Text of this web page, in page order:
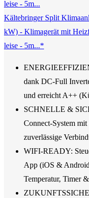
Kältebringer Split
kW) - Klimagerät mit
leise - 5m...*
dank DC-Full
und erreicht A++
SCHNELLE &
Connect-System
zuverlässige
WIFI-READY:
App (iOS &
Temperatur, Timer